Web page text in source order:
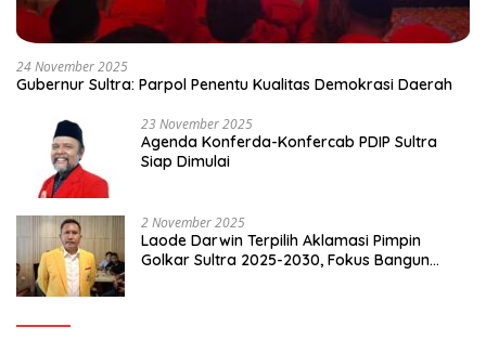
24 November 2025
Gubernur Sultra: Parpol Penentu Kualitas Demokrasi Daerah
23 November 2025
Agenda Konferda-Konfercab PDIP Sultra
Siap Dimulai
2 November 2025
Laode Darwin Terpilih Aklamasi Pimpin
Golkar Sultra 2025-2030, Fokus Bangun